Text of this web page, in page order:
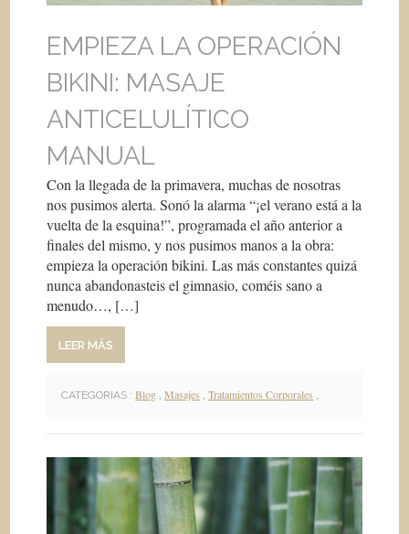
EMPIEZA LA OPERACIÓN
BIKINI: MASAJE
ANTICELULÍTICO
MANUAL
Con la llegada de la primavera, muchas de nosotras
nos pusimos alerta. Sonó la alarma “¡el verano está a la
vuelta de la esquina!”, programada el año anterior a
finales del mismo, y nos pusimos manos a la obra:
empieza la operación bikini. Las más constantes quizá
nunca abandonasteis el gimnasio, coméis sano a
menudo…, […]
LEER MÁS
CATEGORIAS : Blog ,Masajes ,Tratamientos Corporales